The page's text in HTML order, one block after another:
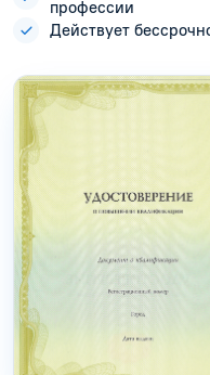
профессии
Действует